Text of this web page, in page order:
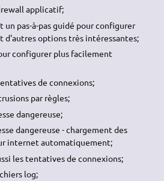
applicatif;
un pas-à-pas guidé pour configurer
d'autres options très intéressantes;
configurer plus facilement
de connexions;
par règles;
dangereuse;
dangereuse - chargement des
internet automatiquement;
les tentatives de connexions;
log;